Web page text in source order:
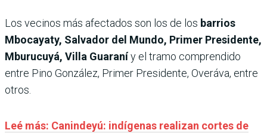
Los vecinos más afectados son los de los barrios
Mbocayaty, Salvador del Mundo, Primer Presidente,
Mburucuyá, Villa Guaraníy el tramo comprendido
entre Pino González, Primer Presidente, Overáva, entre
otros.
Leé más: Canindeyú: indígenas realizan cortes de